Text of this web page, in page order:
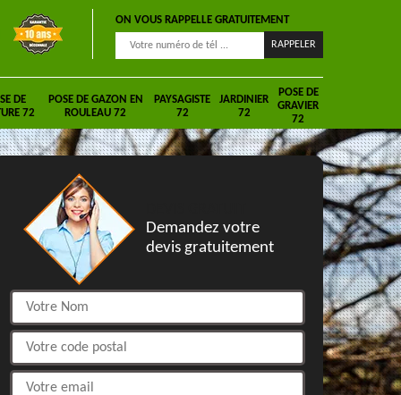
ON VOUS RAPPELLE GRATUITEMENT
DE
72
POSE DE GAZON EN
ROULEAU 72
PAYSAGISTE
72
JARDINIER
72
POSE DE
GRAVIER
72
Demandez votre
devis gratuitement